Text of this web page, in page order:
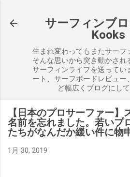
サーフィンブ
Kooks
生まれ変わってもまたサーフ
そんな思いから突き動かされ
サーフィンライフを送ってい
ート、サーフボードレビュー
ど幅広くブログにして
【日本のプロサーファー】
名前を忘れました。若いプ
たちがなんだか緩い件に物
1月 30, 2019